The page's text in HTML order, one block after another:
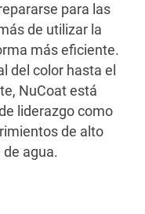
para las
de utilizar la
más eficiente.
del color hasta el
NuCoat está
liderazgo como
de alto
agua.